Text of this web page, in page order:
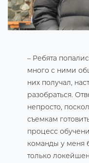
– Ребята
много с ними
них получал,
разобраться.
непросто,
съемкам
процесс
команды у меня
только